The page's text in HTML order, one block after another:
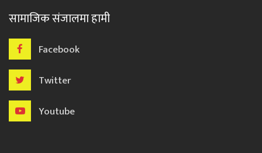
सामाजिक संजालमा हामी
Facebook
Twitter
Youtube